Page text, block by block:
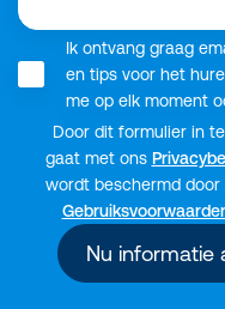
Ik ontvang graag
en tips voor het
me op elk moment
Door dit formulier in
gaat met ons
wordt beschermd door
Nu informatie